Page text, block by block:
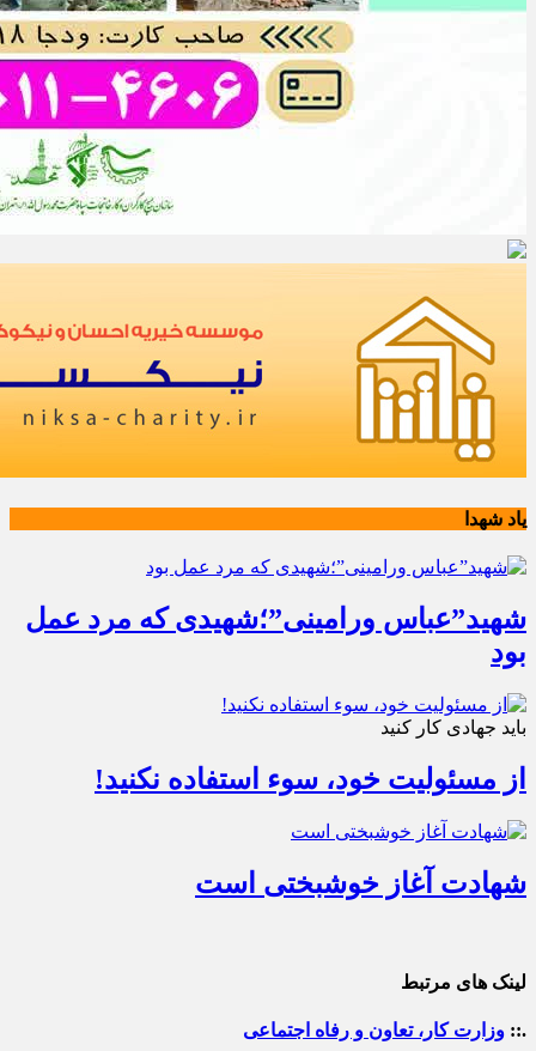
یاد شهدا
شهید”عباس ورامینی”؛شهیدی که مرد عمل
بود
باید جهادی کار کنید
از مسئولیت خود، سوء استفاده نکنید!
شهادت آغاز خوشبختی است
لینک های مرتبط
.:: وزارت کار، تعاون و رفاه اجتماعی